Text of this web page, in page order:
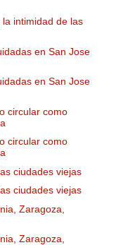
intimidad de las
en San Jose
en San Jose
circular como
circular como
ciudades viejas
ciudades viejas
Zaragoza,
Zaragoza,